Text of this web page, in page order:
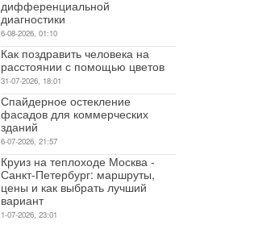
дифференциальной
диагностики
6-08-2026, 01:10
Как поздравить человека на
расстоянии с помощью цветов
31-07-2026, 18:01
Спайдерное остекление
фасадов для коммерческих
зданий
6-07-2026, 21:57
Круиз на теплоходе Москва -
Санкт-Петербург: маршруты,
цены и как выбрать лучший
вариант
1-07-2026, 23:01